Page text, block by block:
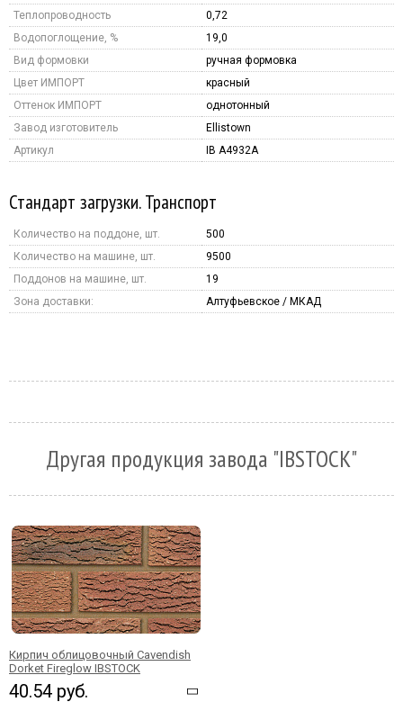
Теплопроводность
0,72
Водопоглощение, %
19,0
Вид формовки
ручная формовка
Цвет ИМПОРТ
красный
Оттенок ИМПОРТ
однотонный
Завод изготовитель
Ellistown
Артикул
IB A4932A
Стандарт загрузки. Транспорт
Количество на поддоне, шт.
500
Количество на машине, шт.
9500
Поддонов на машине, шт.
19
Зона доставки:
Алтуфьевское / МКАД
Другая продукция завода "IBSTOCK"
Кирпич облицовочный Cavendish
Dorket Fireglow IBSTOCK
40.54 руб.